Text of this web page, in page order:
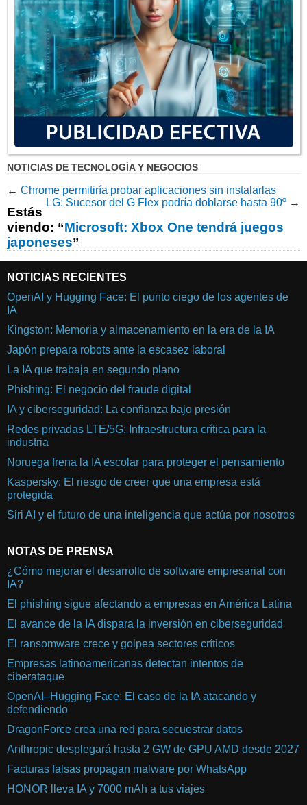
NOTICIAS DE TECNOLOGÍA Y NEGOCIOS
← Chrome permitiría probar aplicaciones sin instalarlas
LG: Sucesor del G Flex podría doblarse hasta 90º →
Estás
viendo: “Microsoft: Xbox One tendrá juegos
japoneses”
NOTICIAS RECIENTES
OpenAI y Hugging Face: El punto ciego de los agentes de
IA
Kingston: Memoria y almacenamiento en la era de la IA
Japón prepara robots ante la escasez laboral
La IA que trabaja en segundo plano
Phishing: El negocio del fraude digital
IA y ciberseguridad: La confianza bajo presión
Redes privadas LTE/5G: Infraestructura crítica para la
industria
Noruega frena la IA escolar para proteger el pensamiento
Kaspersky: El riesgo de creer que una empresa está
protegida
Siri AI y el futuro de una inteligencia que actúa por nosotros
NOTAS DE PRENSA
¿Cómo mejorar el desarrollo de software empresarial con
IA?
El phishing sigue afectando a empresas en América Latina
El avance de la IA dispara la inversión en ciberseguridad
El ransomware crece y golpea sectores críticos
Empresas latinoamericanas detectan intentos de
ciberataque
OpenAI–Hugging Face: El caso de la IA atacando y
defendiendo
DragonForce crea una red para secuestrar datos
Anthropic desplegará hasta 2 GW de GPU AMD desde 2027
Facturas falsas propagan malware por WhatsApp
HONOR lleva IA y 7000 mAh a tus viajes